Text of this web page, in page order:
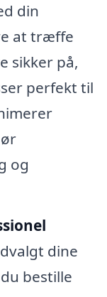
din
at træffe
sikker på,
perfekt til
og
dine
bestille